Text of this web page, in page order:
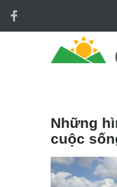
Những
cuộc